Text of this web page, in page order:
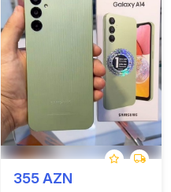
355 AZN